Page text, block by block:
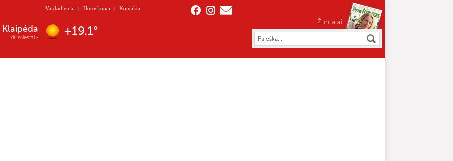
Vardadieniai | Horoskopai | Kontaktai
Nida
kiti miestai +17.8°
Žurnalai